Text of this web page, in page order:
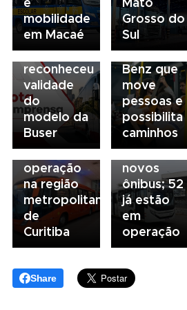
mobilidade
em Macaé
Grosso do
Sul
Sindicato
esclarece
que STF
não
reconheceu
validade
do
modelo da
Buser
para
todos: o
ônibus
Mercedes-
Benz que
move
pessoas e
possibilita
caminhos
03/08/2026
Ônibus
Superarticulados
Mercedes-
Benz de
23 metros
entram em
operação
na região
metropolitana
de
Curitiba
02/08/2026
Campinas
inicia
renovação
da frota
com 137
novos
ônibus; 52
já estão
em
operação
Share